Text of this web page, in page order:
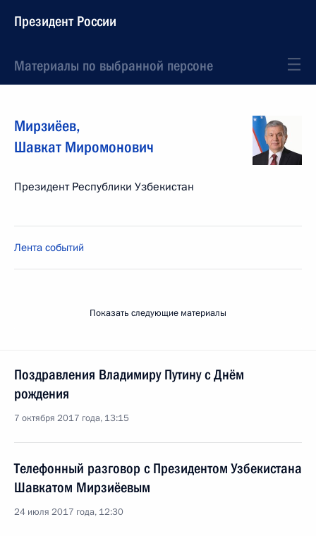
Президент России
Материалы по выбранной персоне
Мирзиёев,
Шавкат Миромонович
Президент Республики Узбекистан
Лента событий
Показать следующие материалы
Поздравления Владимиру Путину с Днём
рождения
7 октября 2017 года, 13:15
Телефонный разговор с Президентом Узбекистана
Шавкатом Мирзиёевым
24 июля 2017 года, 12:30